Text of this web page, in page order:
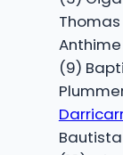
(9)